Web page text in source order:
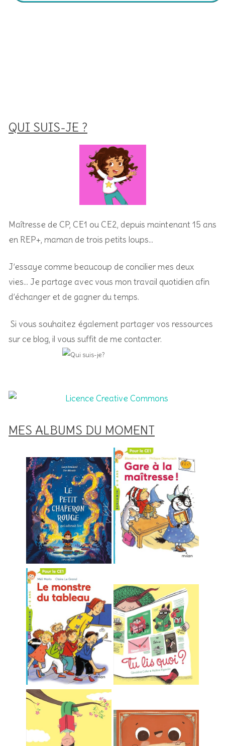
QUI SUIS-JE ?
Maîtresse de CP, CE1 ou CE2, depuis maintenant 15 ans
en REP+, maman de trois petits loups…
J’essaye comme beaucoup de concilier mes deux
vies… Je partage avec vous mon travail quotidien afin
d’échanger et de gagner du temps.
Si vous souhaitez également partager vos ressources
sur ce blog, il vous suffit de me contacter.
MES ALBUMS DU MOMENT